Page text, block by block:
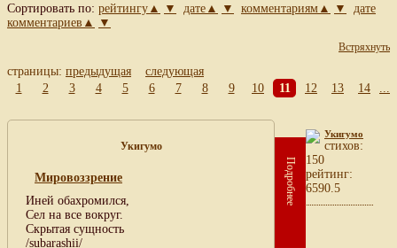
Сортировать по: рейтингу▲ ▼ дате▲ ▼ комментариям▲ ▼
дате
комментариев▲
▼
Встряхнуть
страницы: предыдущая
следующая
1
2 3 4 5 6 7 8 9 10 11 12 13 14
Укигумо
Мировоззрение
Иней обахромился,
Сел на все вокруг.
Скрытая сущность
/subarashii/
Подробнее
Укигумо
cтихов:
150
рейтинг:
6590.5